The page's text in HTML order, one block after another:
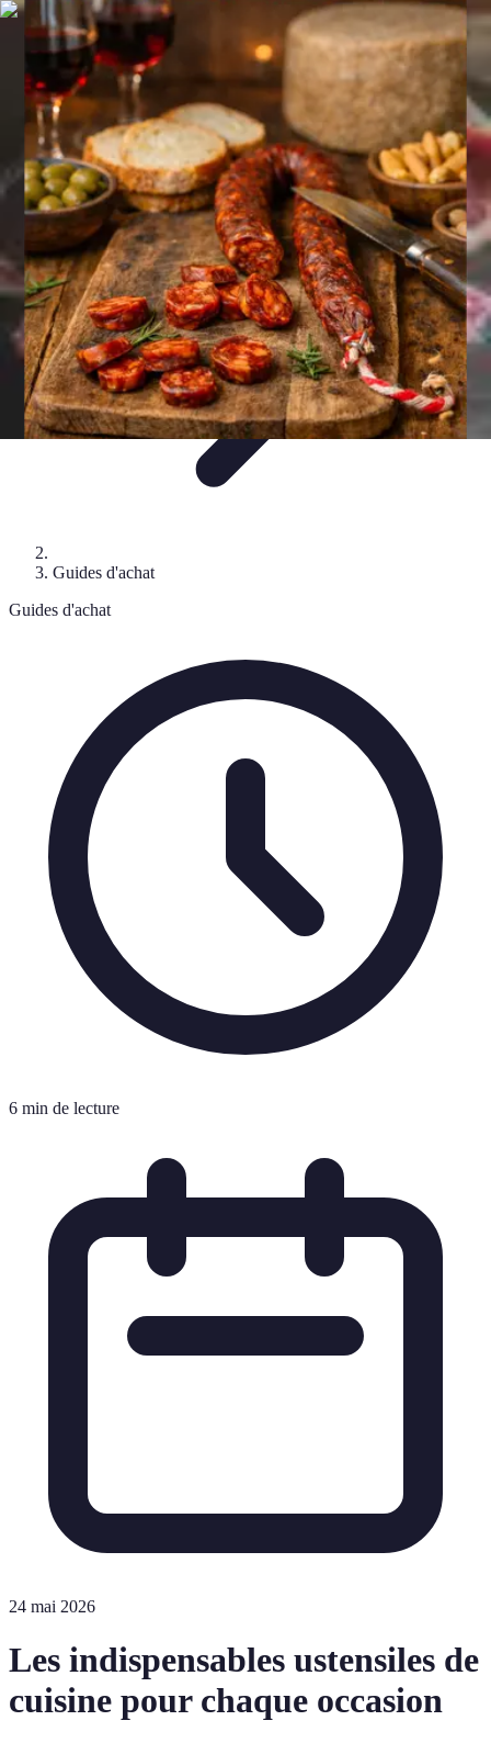
Cuisine Ustensiles
TendancesAstuces et Conseils Guide d'achatUstensiles
IndispensablesCouteaux & Coupe
Cuisine Ustensiles
Guides d'achat
Guides d'achat
6 min de lecture
24 mai 2026
Les indispensables ustensiles de
cuisine pour chaque occasion